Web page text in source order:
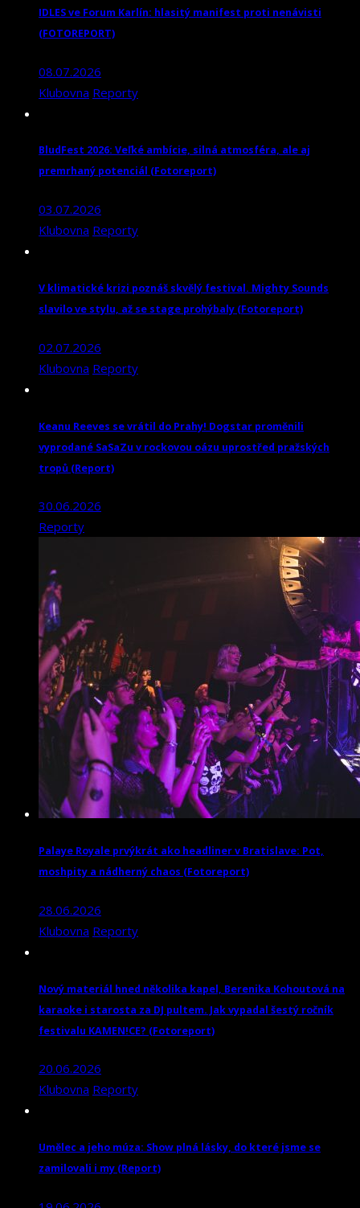
IDLES ve Forum Karlín: hlasitý manifest proti nenávisti
(FOTOREPORT)
08.07.2026
Klubovna Reporty
BludFest 2026: Veľké ambície, silná atmosféra, ale aj
premrhaný potenciál (Fotoreport)
03.07.2026
Klubovna Reporty
V klimatické krizi poznáš skvělý festival. Mighty Sounds
slavilo ve stylu, až se stage prohýbaly (Fotoreport)
02.07.2026
Klubovna Reporty
Keanu Reeves se vrátil do Prahy! Dogstar proměnili
vyprodané SaSaZu v rockovou oázu uprostřed pražských
tropů (Report)
30.06.2026
Reporty
Palaye Royale prvýkrát ako headliner v Bratislave: Pot,
moshpity a nádherný chaos (Fotoreport)
28.06.2026
Klubovna Reporty
Nový materiál hned několika kapel, Berenika Kohoutová na
karaoke i starosta za DJ pultem. Jak vypadal šestý ročník
festivalu KAMEN!CE? (Fotoreport)
20.06.2026
Klubovna Reporty
Umělec a jeho múza: Show plná lásky, do které jsme se
zamilovali i my (Report)